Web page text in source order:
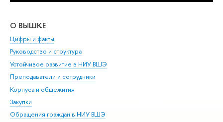
О ВЫШКЕ
Цифры и факты
Руководство и структура
Устойчивое развитие в НИУ ВШЭ
Преподаватели и сотрудники
Корпуса и общежития
Закупки
Обращения граждан в НИУ ВШЭ